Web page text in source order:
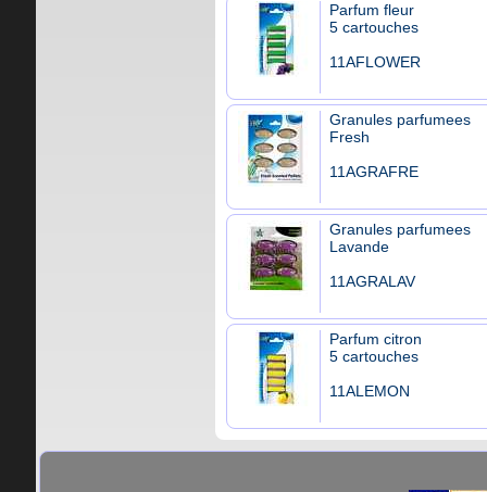
Parfum fleur
5 cartouches
11AFLOWER
Granules parfumees
Fresh
11AGRAFRE
Granules parfumees
Lavande
11AGRALAV
Parfum citron
5 cartouches
11ALEMON